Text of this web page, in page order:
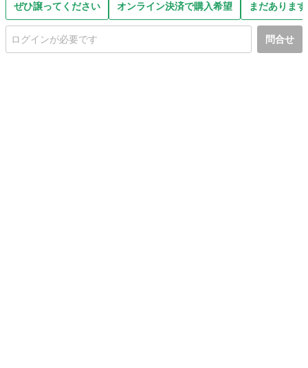
ぜひ譲ってください オンライン決済で購入希望 まだありま
問合せ